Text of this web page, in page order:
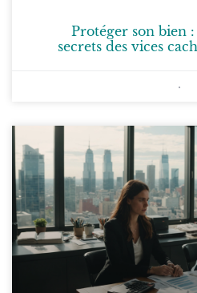
Protéger son bien
secrets des vices